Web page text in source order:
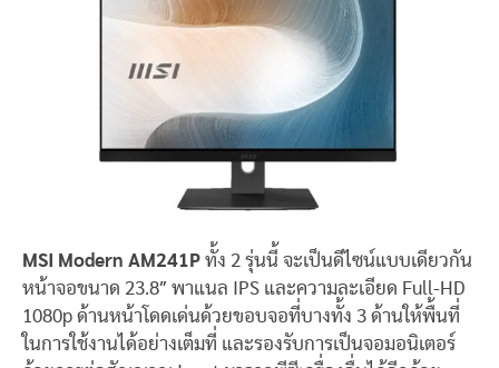
MSI Modern AM241P ทั้ง 2 รุ่นนี้ จะเป็นดีไซน์แบบเดียวกัน
หน้าจอขนาด 23.8″ พาแนล IPS และความละเอียด Full-HD
1080p ด้านหน้าโดดเด่นด้วยขอบจอที่บางทั้ง 3 ด้านให้พื้นที่
ในการใช้งานได้อย่างเต็มที่ และรองรับการเป็นจอมอนิเตอร์